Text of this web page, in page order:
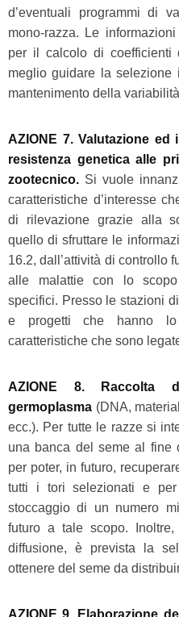
d’eventuali programmi di
mono-razza. Le
per il calcolo di coefficienti
meglio guidare la selezione
mantenimento della
AZIONE 7. Valutazione
resistenza genetica alle
zootecnico. Si vuole
caratteristiche d’interesse
di rilevazione grazie alla
quello di sfruttare le
16.2, dall’attività di controllo
alle malattie con lo
specifici. Presso le stazioni
e progetti che hanno
caratteristiche che sono
AZIONE 8. Raccolta
germoplasma (DNA,
ecc.). Per tutte le razze si
una banca del seme al fine
per poter, in futuro,
tutti i tori selezionati e
stoccaggio di un numero
futuro a tale scopo.
diffusione, è prevista la
ottenere del seme da
AZIONE 9. Elaborazione